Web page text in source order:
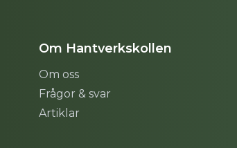
Om Hantverkskollen
Om oss
Frågor & svar
Artiklar